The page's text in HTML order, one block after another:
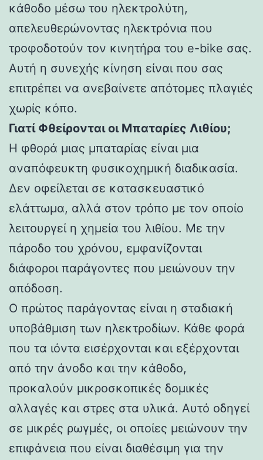
κάθοδο μέσω του ηλεκτρολύτη,
απελευθερώνοντας ηλεκτρόνια που
τροφοδοτούν τον κινητήρα του e-bike σας.
Αυτή η συνεχής κίνηση είναι που σας
επιτρέπει να ανεβαίνετε απότομες πλαγιές
χωρίς κόπο.
Γιατί Φθείρονται οι Μπαταρίες Λιθίου;
Η φθορά μιας μπαταρίας είναι μια
αναπόφευκτη φυσικοχημική διαδικασία.
Δεν οφείλεται σε κατασκευαστικό
ελάττωμα, αλλά στον τρόπο με τον οποίο
λειτουργεί η χημεία του λιθίου. Με την
πάροδο του χρόνου, εμφανίζονται
διάφοροι παράγοντες που μειώνουν την
απόδοση.
Ο πρώτος παράγοντας είναι η σταδιακή
υποβάθμιση των ηλεκτροδίων. Κάθε φορά
που τα ιόντα εισέρχονται και εξέρχονται
από την άνοδο και την κάθοδο,
προκαλούν μικροσκοπικές δομικές
αλλαγές και στρες στα υλικά. Αυτό οδηγεί
σε μικρές ρωγμές, οι οποίες μειώνουν την
επιφάνεια που είναι διαθέσιμη για την